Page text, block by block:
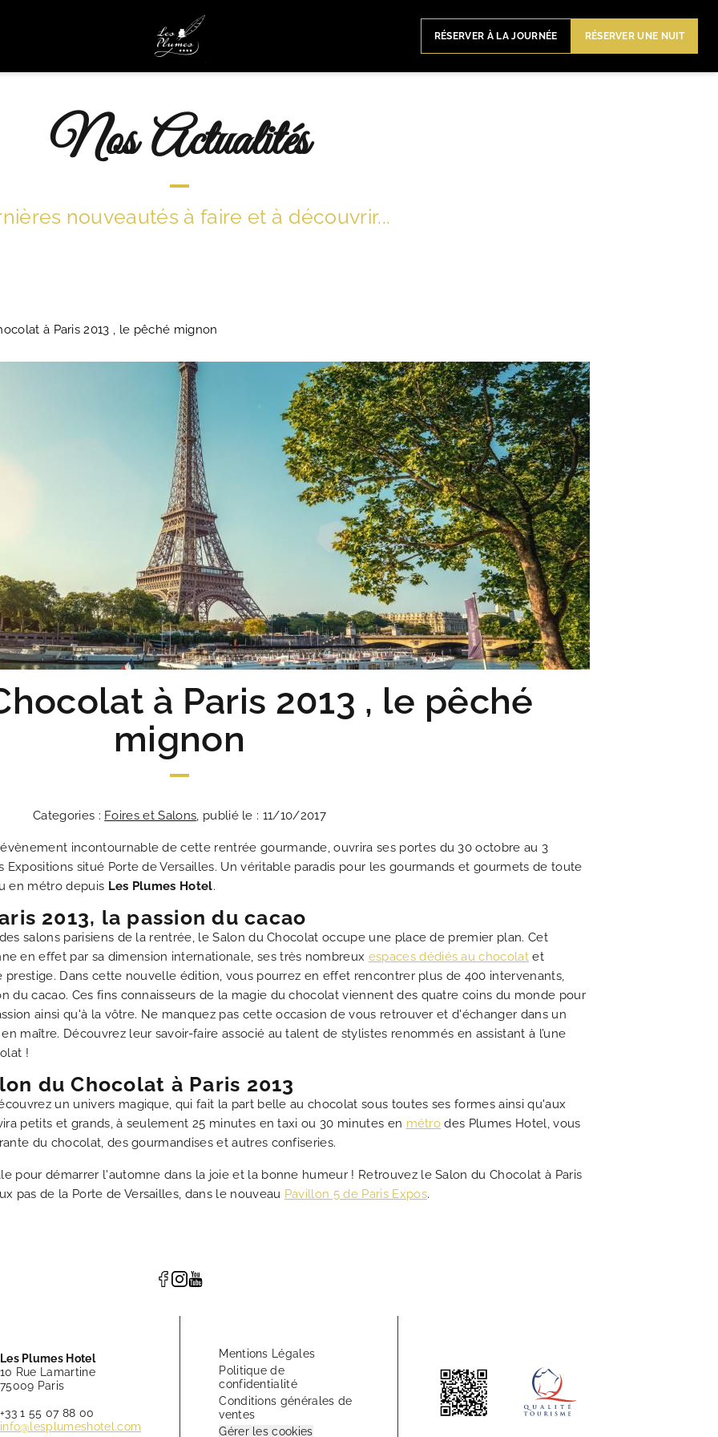
RÉSERVER À LA JOURNÉE RÉSERVER UNE NUIT
Un passionnant voyage dans le temps
Une adresse à la fois chic et littéraire
Un charme irrésistible
Meilleur tarif garanti
Les Plumes Hôtel s'engage en faveur de l'écologie
Au cœur du Paris romantique du 19ème siècle
Idéal pour découvrir Paris
Les nouveautés du moment
La réponse à toutes vos questions
Nos Actualités
nouveautés à faire et à découvrir...
à Paris 2013 , le pêché mignon
à Paris 2013 , le pêché
mignon
Categories : Foires et Salons, publié le : 11/10/2017
incontournable de cette rentrée gourmande, ouvrira ses portes du 30 octobre au 3
Expositions situé Porte de Versailles. Un véritable paradis pour les gourmands et gourmets de toute
en métro depuis Les Plumes Hotel.
2013, la passion du cacao
salons parisiens de la rentrée, le Salon du Chocolat occupe une place de premier plan. Cet
en effet par sa dimension internationale, ses très nombreux espaces dédiés au chocolat et
prestige. Dans cette nouvelle édition, vous pourrez en effet rencontrer plus de 400 intervenants,
du cacao. Ces fins connaisseurs de la magie du chocolat viennent des quatre coins du monde pour
ainsi qu'à la vôtre. Ne manquez pas cette occasion de vous retrouver et d'échanger dans un
maître. Découvrez leur savoir-faire associé au talent de stylistes renommés en assistant à l’une
!
du Chocolat à Paris 2013
un univers magique, qui fait la part belle au chocolat sous toutes ses formes ainsi qu'aux
petits et grands, à seulement 25 minutes en taxi ou 30 minutes en métro des Plumes Hotel, vous
du chocolat, des gourmandises et autres confiseries.
pour démarrer l'automne dans la joie et la bonne humeur ! Retrouvez le Salon du Chocolat à Paris
pas de la Porte de Versailles, dans le nouveau Pavillon 5 de Paris Expos.
Les Plumes Hotel
10 Rue Lamartine
75009 Paris
+33 1 55 07 88 00
info@lesplumeshotel.com
Mentions Légales
Politique de
confidentialité
Conditions générales de
ventes
Gérer les cookies